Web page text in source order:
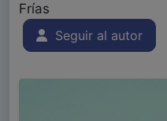
Frías
Seguir al autor